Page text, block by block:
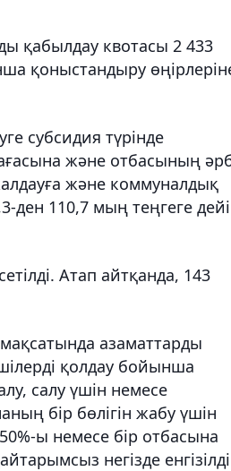
қабылдау квотасы 2 433
қоныстандыру
субсидия түрінде
және отбасының
және коммуналдық
ден 110,7 мың теңгеге
Атап айтқанда, 143
азаматтарды
қолдау бойынша
салу үшін немесе
бір бөлігін жабу үшін
ы немесе бір отбасына
негізде